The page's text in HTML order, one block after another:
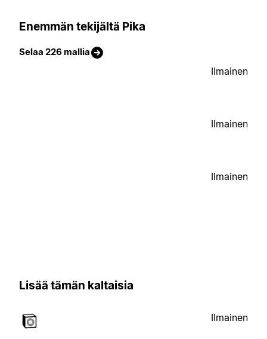
Enemmän tekijältä Pika
Selaa 226 mallia
Ilmainen
Ilmainen
Ilmainen
Lisää tämän kaltaisia
Ilmainen